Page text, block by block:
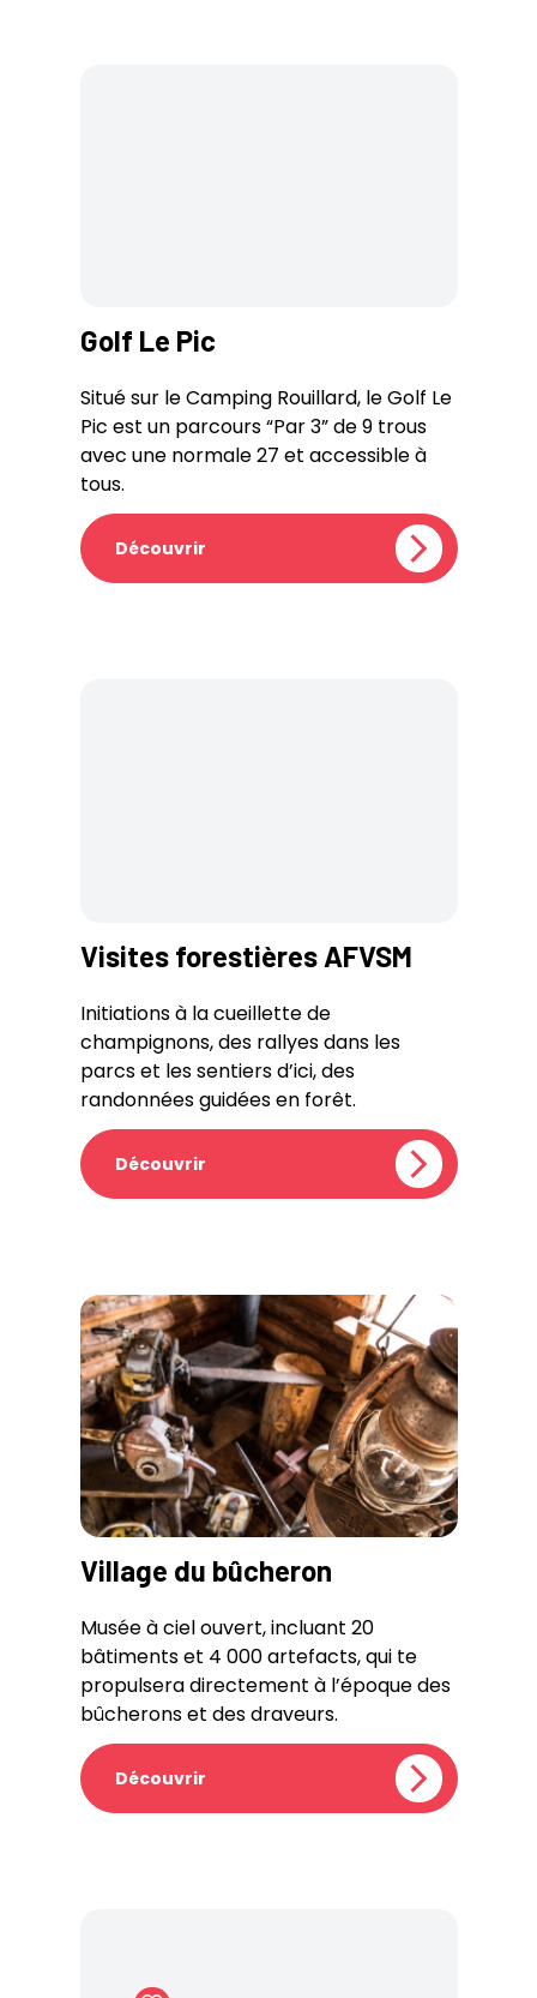
Golf Le Pic
Situé sur le Camping Rouillard, le Golf Le
Pic est un parcours “Par 3” de 9 trous
avec une normale 27 et accessible à
tous.
Découvrir
Visites forestières AFVSM
Initiations à la cueillette de
champignons, des rallyes dans les
parcs et les sentiers d’ici, des
randonnées guidées en forêt.
Découvrir
Village du bûcheron
Musée à ciel ouvert, incluant 20
bâtiments et 4 000 artefacts, qui te
propulsera directement à l’époque des
bûcherons et des draveurs.
Découvrir